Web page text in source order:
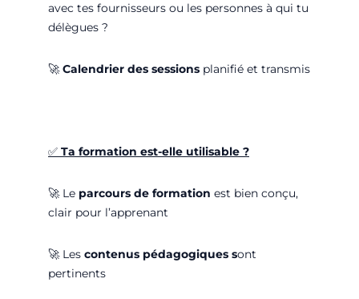
avec tes fournisseurs ou les personnes à qui tu
délègues ?
🚀Calendrier des sessions planifié et transmis
✅ Ta formation est-elle utilisable ?
🚀 Le parcours de formation est bien conçu,
clair pour l’apprenant
🚀 Les contenus pédagogiques sont
pertinents